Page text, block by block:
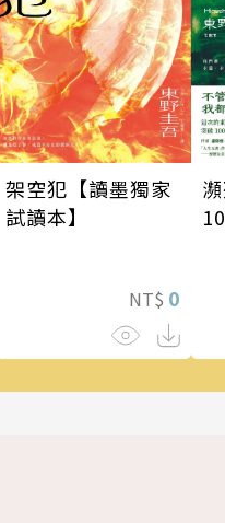
架空犯【讀墨獨家
試讀本】
NT$ 0